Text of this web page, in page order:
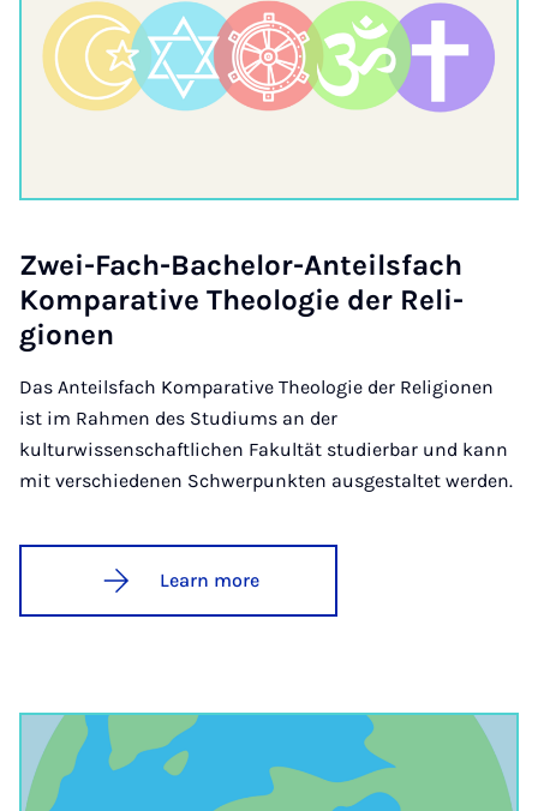
Zwei-Fach-Bach­el­or-Anteils­fach
Kom­par­at­ive Theo­lo­gie der Re­li­
gion­en
Das Anteilsfach Komparative Theologie der Religionen
ist im Rahmen des Studiums an der
kulturwissenschaftlichen Fakultät studierbar und kann
mit verschiedenen Schwerpunkten ausgestaltet werden.
Learn more